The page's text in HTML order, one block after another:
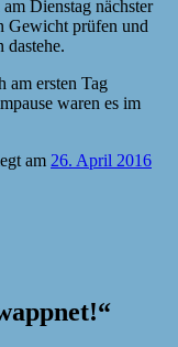
Dienstag nächster
Gewicht prüfen und
dastehe.
am ersten Tag
waren es im
am 26. April 2016
“